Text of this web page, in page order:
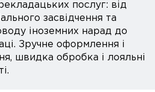
послуг: від
засвідчення та
іноземних нарад до
Зручне оформлення і
швидка обробка і лояльні